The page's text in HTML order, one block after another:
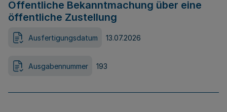
Öffentliche Bekanntmachung über eine
öffentliche Zustellung
Ausfertigungsdatum 13.07.2026
Ausgabennummer 193